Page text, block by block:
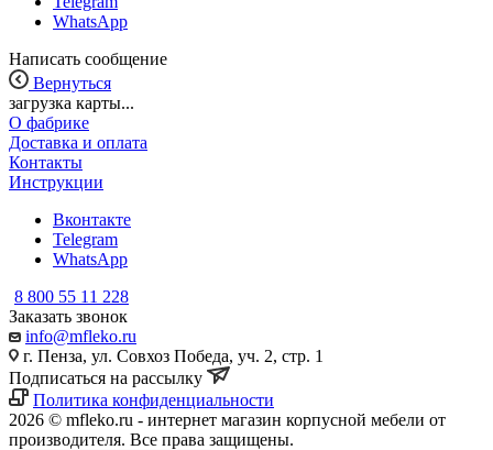
WhatsApp
Написать сообщение
Вернуться
загрузка карты...
О фабрике
Доставка и оплата
Контакты
Инструкции
Вконтакте
Telegram
WhatsApp
8 800 55 11 228
Заказать звонок
info@mfleko.ru
г. Пенза, ул. Совхоз Победа, уч. 2, стр. 1
Подписаться на рассылку
Политика конфиденциальности
2026 © mfleko.ru - интернет магазин корпусной мебели от
производителя. Все права защищены.